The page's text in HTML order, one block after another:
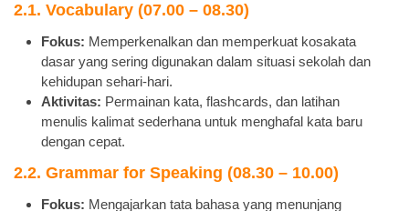
2.1. Vocabulary (07.00 – 08.30)
Fokus: Memperkenalkan dan memperkuat kosakata
dasar yang sering digunakan dalam situasi sekolah dan
kehidupan sehari-hari.
Aktivitas: Permainan kata, flashcards, dan latihan
menulis kalimat sederhana untuk menghafal kata baru
dengan cepat.
2.2. Grammar for Speaking (08.30 – 10.00)
Fokus: Mengajarkan tata bahasa yang menunjang